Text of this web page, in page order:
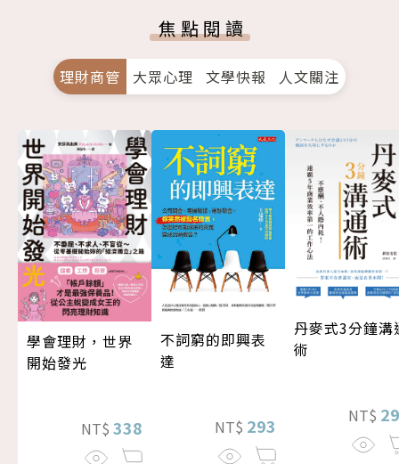
焦點閱讀
理財商管 大眾心理 文學快報 人文關注
學會理財，世界
開始發光
NT$ 338
不詞窮的即興表
達
NT$ 293
丹麥式3分鐘溝
術
NT$